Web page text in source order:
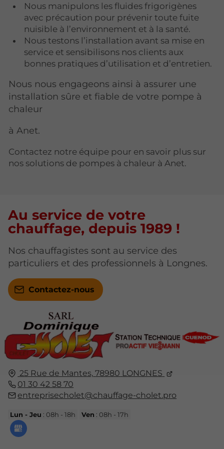
Nous manipulons les fluides frigorigènes
avec précaution pour prévenir toute fuite
nuisible à l’environnement et à la santé.
Nous testons l’installation avant sa mise en
service et sensibilisons nos clients aux
bonnes pratiques d’utilisation et d’entretien.
Nous nous engageons ainsi à assurer une
installation sûre et fiable de votre pompe à
chaleur
à Anet.
Contactez notre équipe pour en savoir plus sur
nos solutions de pompes à chaleur à Anet.
25 Rue de Mantes, 78980 LONGNES
01 30 42 58 70
entreprisecholet@chauffage-cholet.pro
Lun - Jeu : 08h - 18h Ven : 08h - 17h
Au service de votre
chauffage, depuis 1989 !
Nos chauffagistes sont au service des
particuliers et des professionnels à Longnes.
Contactez-nous